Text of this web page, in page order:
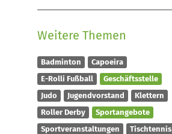
Weitere Themen
Badminton
Capoeira
E-Rolli Fußball
Geschäftsstelle
Judo
Jugendvorstand
Klettern
Roller Derby
Sportangebote
Sportveranstaltungen
Tischtennis